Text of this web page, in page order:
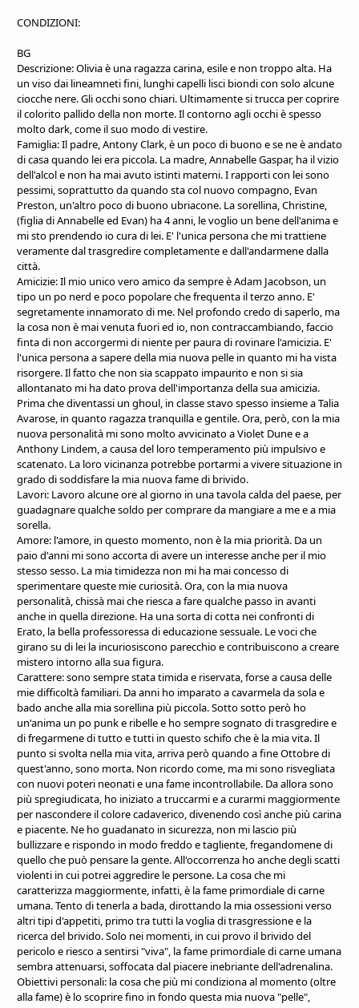
CONDIZIONI:
BG
Descrizione: Olivia è una ragazza carina, esile e non troppo alta. Ha
un viso dai lineamneti fini, lunghi capelli lisci biondi con solo alcune
ciocche nere. Gli occhi sono chiari. Ultimamente si trucca per coprire
il colorito pallido della non morte. Il contorno agli occhi è spesso
molto dark, come il suo modo di vestire.
Famiglia: Il padre, Antony Clark, è un poco di buono e se ne è andato
di casa quando lei era piccola. La madre, Annabelle Gaspar, ha il vizio
dell'alcol e non ha mai avuto istinti materni. I rapporti con lei sono
pessimi, soprattutto da quando sta col nuovo compagno, Evan
Preston, un'altro poco di buono ubriacone. La sorellina, Christine,
(figlia di Annabelle ed Evan) ha 4 anni, le voglio un bene dell'anima e
mi sto prendendo io cura di lei. E' l'unica persona che mi trattiene
veramente dal trasgredire completamente e dall'andarmene dalla
città.
Amicizie: Il mio unico vero amico da sempre è Adam Jacobson, un
tipo un po nerd e poco popolare che frequenta il terzo anno. E'
segretamente innamorato di me. Nel profondo credo di saperlo, ma
la cosa non è mai venuta fuori ed io, non contraccambiando, faccio
finta di non accorgermi di niente per paura di rovinare l'amicizia. E'
l'unica persona a sapere della mia nuova pelle in quanto mi ha vista
risorgere. Il fatto che non sia scappato impaurito e non si sia
allontanato mi ha dato prova dell'importanza della sua amicizia.
Prima che diventassi un ghoul, in classe stavo spesso insieme a Talia
Avarose, in quanto ragazza tranquilla e gentile. Ora, però, con la mia
nuova personalità mi sono molto avvicinato a Violet Dune e a
Anthony Lindem, a causa del loro temperamento più impulsivo e
scatenato. La loro vicinanza potrebbe portarmi a vivere situazione in
grado di soddisfare la mia nuova fame di brivido.
Lavori: Lavoro alcune ore al giorno in una tavola calda del paese, per
guadagnare qualche soldo per comprare da mangiare a me e a mia
sorella.
Amore: l'amore, in questo momento, non è la mia priorità. Da un
paio d'anni mi sono accorta di avere un interesse anche per il mio
stesso sesso. La mia timidezza non mi ha mai concesso di
sperimentare queste mie curiosità. Ora, con la mia nuova
personalità, chissà mai che riesca a fare qualche passo in avanti
anche in quella direzione. Ha una sorta di cotta nei confronti di
Erato, la bella professoressa di educazione sessuale. Le voci che
girano su di lei la incuriosiscono parecchio e contribuiscono a creare
mistero intorno alla sua figura.
Carattere: sono sempre stata timida e riservata, forse a causa delle
mie difficoltà familiari. Da anni ho imparato a cavarmela da sola e
bado anche alla mia sorellina più piccola. Sotto sotto però ho
un'anima un po punk e ribelle e ho sempre sognato di trasgredire e
di fregarmene di tutto e tutti in questo schifo che è la mia vita. Il
punto si svolta nella mia vita, arriva però quando a fine Ottobre di
quest'anno, sono morta. Non ricordo come, ma mi sono risvegliata
con nuovi poteri neonati e una fame incontrollabile. Da allora sono
più spregiudicata, ho iniziato a truccarmi e a curarmi maggiormente
per nascondere il colore cadaverico, divenendo così anche più carina
e piacente. Ne ho guadanato in sicurezza, non mi lascio più
bullizzare e rispondo in modo freddo e tagliente, fregandomene di
quello che può pensare la gente. All'occorrenza ho anche degli scatti
violenti in cui potrei aggredire le persone. La cosa che mi
caratterizza maggiormente, infatti, è la fame primordiale di carne
umana. Tento di tenerla a bada, dirottando la mia ossessioni verso
altri tipi d'appetiti, primo tra tutti la voglia di trasgressione e la
ricerca del brivido. Solo nei momenti, in cui provo il brivido del
pericolo e riesco a sentirsi "viva", la fame primordiale di carne umana
sembra attenuarsi, soffocata dal piacere inebriante dell'adrenalina.
Obiettivi personali: la cosa che più mi condiziona al momento (oltre
alla fame) è lo scoprire fino in fondo questa mia nuova "pelle",